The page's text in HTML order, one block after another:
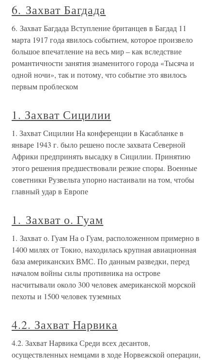
6. Захват Багдада
6. Захват Багдада Вступление британцев в Багдад 11
марта 1917 года явилось событием, которое произвело
большое впечатление на весь мир – как вследствие
романтичности занятия знаменитого города «Тысяча и
одной ночи», так и потому, что событие это явилось
первым проблеском
1. Захват Сицилии
1. Захват Сицилии На конференции в Касабланке в
январе 1943 г. было решено после захвата Северной
Африки предпринять высадку в Сицилии. Принятию
этого решения предшествовали резкие споры. Военные
советники Рузвельта упорно настаивали на том, чтобы
главный удар в Европе
1. Захват о. Гуам
1. Захват о. Гуам На о Гуам, расположенном примерно в
1400 милях от Токио, находилась крупная авиационная
база американских ВМС. По данным разведки, перед
началом войны силы противника на острове
насчитывали около 300 человек американской морской
пехоты и 1500 человек туземных
4.2. Захват Нарвика
4.2. Захват Нарвика Среди всех десантов,
осуществленных немцами в ходе Норвежской операции,